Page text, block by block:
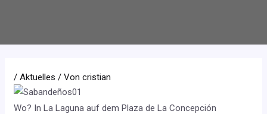
/Aktuelles / Voncristian
Wo? In La Laguna auf dem Plaza de La Concepción